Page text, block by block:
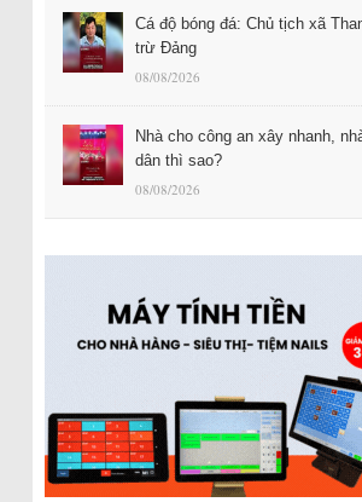
Cá độ bóng đá: Chủ tịch xã
trừ Đảng
08/08/2026
Nhà cho công an xây nhanh,
dân thì sao?
08/08/2026